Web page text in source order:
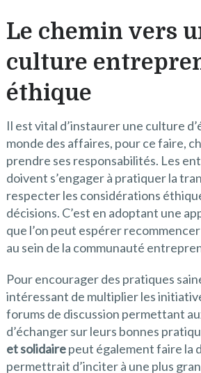
Le chemin vers
culture
éthique
Il est vital d’instaurer une culture
monde des affaires, pour ce faire,
prendre ses responsabilités. Les
doivent s’engager à pratiquer la
respecter les considérations
décisions. C’est en adoptant une
que l’on peut espérer
au sein de la communauté
Pour encourager des pratiques
intéressant de multiplier les
forums de discussion permettant
d’échanger sur leurs bonnes
et solidairepeut également faire la
permettrait d’inciter à une plus